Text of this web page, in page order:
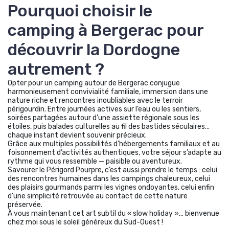
Pourquoi choisir le
camping à Bergerac pour
découvrir la Dordogne
autrement ?
Opter pour un camping autour de Bergerac conjugue
harmonieusement convivialité familiale, immersion dans une
nature riche et rencontres inoubliables avec le terroir
périgourdin. Entre journées actives sur l’eau ou les sentiers,
soirées partagées autour d’une assiette régionale sous les
étoiles, puis balades culturelles au fil des bastides séculaires…
chaque instant devient souvenir précieux.
Grâce aux multiples possibilités d’hébergements familiaux et au
foisonnement d’activités authentiques, votre séjour s’adapte au
rythme qui vous ressemble — paisible ou aventureux.
Savourer le Périgord Pourpre, c’est aussi prendre le temps : celui
des rencontres humaines dans les campings chaleureux, celui
des plaisirs gourmands parmi les vignes ondoyantes, celui enfin
d’une simplicité retrouvée au contact de cette nature
préservée.
À vous maintenant cet art subtil du « slow holiday »… bienvenue
chez moi sous le soleil généreux du Sud-Ouest !